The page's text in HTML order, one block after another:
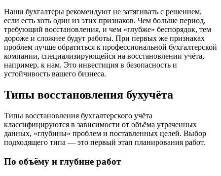
Наши бухгалтеры рекомендуют не затягивать с решением,
если есть хоть один из этих признаков. Чем больше период,
требующий восстановления, и чем «глубже» беспорядок, тем
дороже и сложнее будут работы. При первых же признаках
проблем лучше обратиться к профессиональной бухгалтерской
компании, специализирующейся на восстановлении учёта,
например, к нам. Это инвестиция в безопасность и
устойчивость вашего бизнеса.
Типы восстановления бухучёта
Типы восстановления бухгалтерского учёта
классифицируются в зависимости от объёма утраченных
данных, «глубины» проблем и поставленных целей. Выбор
подходящего типа — это первый этап планирования работ.
По объёму и глубине работ